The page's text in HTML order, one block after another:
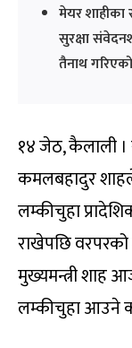
मेयर शाहीका
सुरक्षा
तैनाथ
१४ जेठ, कैलाली ।
कमलबहादुर
लम्कीचुहा
राखेपछि वरपरको
मुख्यमन्त्री शाह
लम्कीचुहा आउने